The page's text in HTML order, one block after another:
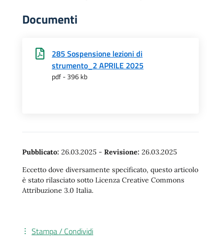
Documenti
285 Sospensione lezioni di
strumento_2 APRILE 2025
pdf - 396 kb
Pubblicato: 26.03.2025 - Revisione: 26.03.2025
Eccetto dove diversamente specificato, questo articolo
è stato rilasciato sotto Licenza Creative Commons
Attribuzione 3.0 Italia.
Stampa / Condividi